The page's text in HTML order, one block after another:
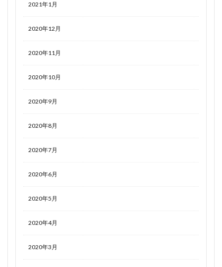
2021年1月
2020年12月
2020年11月
2020年10月
2020年9月
2020年8月
2020年7月
2020年6月
2020年5月
2020年4月
2020年3月